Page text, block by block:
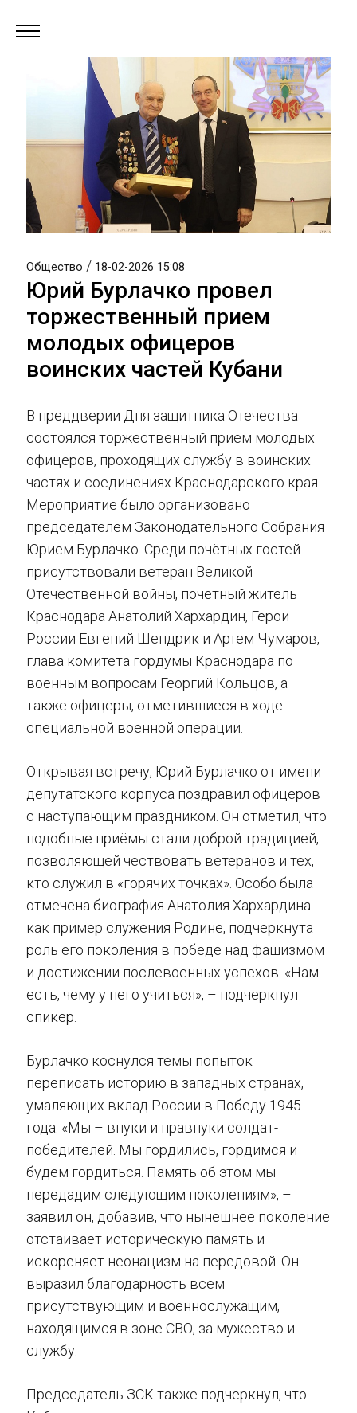
Общество / 18-02-2026 15:08
Юрий Бурлачко провел
торжественный прием
молодых офицеров
воинских частей Кубани
В преддверии Дня защитника Отечества
состоялся торжественный приём молодых
офицеров, проходящих службу в воинских
частях и соединениях Краснодарского края.
Мероприятие было организовано
председателем Законодательного Собрания
Юрием Бурлачко. Среди почётных гостей
присутствовали ветеран Великой
Отечественной войны, почётный житель
Краснодара Анатолий Хархардин, Герои
России Евгений Шендрик и Артем Чумаров,
глава комитета гордумы Краснодара по
военным вопросам Георгий Кольцов, а
также офицеры, отметившиеся в ходе
специальной военной операции.
Открывая встречу, Юрий Бурлачко от имени
депутатского корпуса поздравил офицеров
с наступающим праздником. Он отметил, что
подобные приёмы стали доброй традицией,
позволяющей чествовать ветеранов и тех,
кто служил в «горячих точках». Особо была
отмечена биография Анатолия Хархардина
как пример служения Родине, подчеркнута
роль его поколения в победе над фашизмом
и достижении послевоенных успехов. «Нам
есть, чему у него учиться», – подчеркнул
спикер.
Бурлачко коснулся темы попыток
переписать историю в западных странах,
умаляющих вклад России в Победу 1945
года. «Мы – внуки и правнуки солдат-
победителей. Мы гордились, гордимся и
будем гордиться. Память об этом мы
передадим следующим поколениям», –
заявил он, добавив, что нынешнее поколение
отстаивает историческую память и
искореняет неонацизм на передовой. Он
выразил благодарность всем
присутствующим и военнослужащим,
находящимся в зоне СВО, за мужество и
службу.
Председатель ЗСК также подчеркнул, что